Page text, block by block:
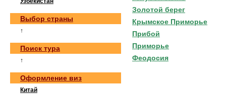
Золотой берег
Крымское Приморье
Прибой
Приморье
Феодосия
Выбор страны
↑
Поиск тура
↑
Оформление виз
Китай